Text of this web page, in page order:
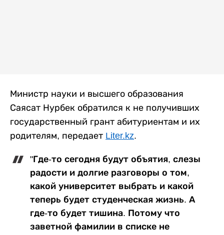
Министр науки и высшего образования
Саясат Нурбек обратился к не получивших
государственный грант абитуриентам и их
родителям, передает Liter.kz.
"Где-то сегодня будут объятия, слезы
радости и долгие разговоры о том,
какой университет выбрать и какой
теперь будет студенческая жизнь. А
где-то будет тишина. Потому что
заветной фамилии в списке не